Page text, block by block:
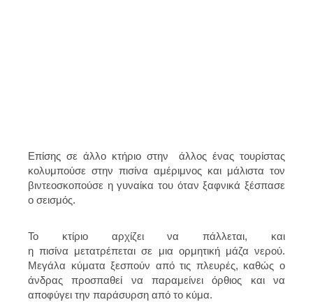
Επίσης σε άλλο κτήριο στην άλλος ένας τουρίστας
κολυμπούσε στην πισίνα αμέριμνος και μάλιστα τον
βιντεοσκοπούσε η γυναίκα του όταν ξαφνικά ξέσπασε
ο σεισμός.
Το κτίριο αρχίζει να πάλλεται, και
η πισίνα μετατρέπεται σε μια ορμητική μάζα νερού.
Μεγάλα κύματα ξεσπούν από τις πλευρές, καθώς ο
άνδρας προσπαθεί να παραμείνει όρθιος και να
αποφύγει την παράσυρση από το κύμα.